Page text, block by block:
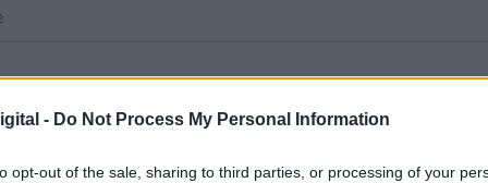
- Do Not Process My Personal Information
opt-out of the sale, sharing to third parties, or processing of your
que recombina proteínas y está diseñada
gracias a su método se puede ir
no solo trabaja en esta nueva vacuna